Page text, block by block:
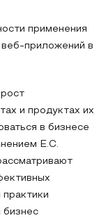
применения
приложений в
и продуктах их
в бизнесе
Е.С.
практики
бизнес